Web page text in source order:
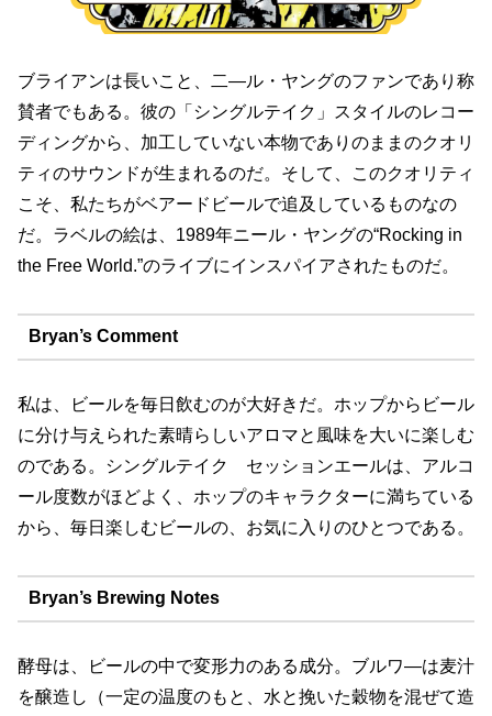
ブライアンは長いこと、二―ル・ヤングのファンであり称
賛者でもある。彼の「シングルテイク」スタイルのレコー
ディングから、加工していない本物でありのままのクオリ
ティのサウンドが生まれるのだ。そして、このクオリティ
こそ、私たちがベアードビールで追及しているものなの
だ。ラベルの絵は、1989年ニール・ヤングの“Rocking in
the Free World.”のライブにインスパイアされたものだ。
Bryan’s Comment
私は、ビールを毎日飲むのが大好きだ。ホップからビール
に分け与えられた素晴らしいアロマと風味を大いに楽しむ
のである。シングルテイク セッションエールは、アルコ
ール度数がほどよく、ホップのキャラクターに満ちている
から、毎日楽しむビールの、お気に入りのひとつである。
Bryan’s Brewing Notes
酵母は、ビールの中で変形力のある成分。ブルワ―は麦汁
を醸造し（一定の温度のもと、水と挽いた穀物を混ぜて造